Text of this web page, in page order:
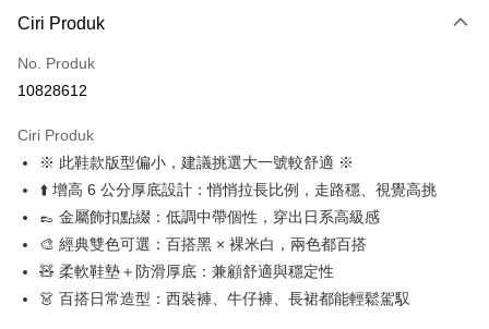
Kad Kredit (Bayaran Penuh)
Ansuran Kad Kredit
Taiwan Cooperative Bank
Hua Nan Commercial
Bank
Chang Hwa Commercial
Bank
The Shanghai
Commercial & Savings
Bank
Bank Komersial Taipei
Fubon
Bank Cathay United
Mega International
Commercial Bank
6 ansuran pada kadar faedah 0,
ansuran
Taiwan Cooperative Bank
Bank Komersial Pertama
Hua Nan Commercial Bank
Chang Hwa Commercial Bank
The Shanghai Commercial &
Savings Bank
Bank Komersial Taipei Fubon
Bank Cathay United
Mega International Commercial
LINE Pay
Apple Pay
Ciri Produk
No. Produk
10828612
Ciri Produk
※ 此鞋款版型偏小，建議挑選大一號較舒適 ※
⬆️ 增高 6 公分厚底設計：悄悄拉長比例，走路穩、視覺高挑
👞 金屬飾扣點綴：低調中帶個性，穿出日系高級感
🎨 經典雙色可選：百搭黑 × 裸米白，兩色都百搭
🧸 柔軟鞋墊＋防滑厚底：兼顧舒適與穩定性
👗 百搭日常造型：西裝褲、牛仔褲、長裙都能輕鬆駕馭